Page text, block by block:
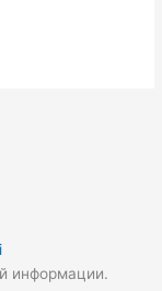
информации.